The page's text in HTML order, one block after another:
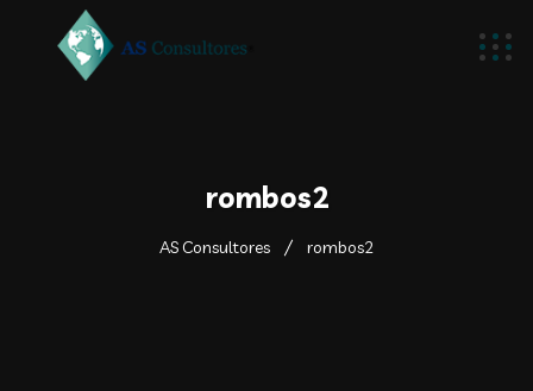
rombos2
AS Consultores rombos2